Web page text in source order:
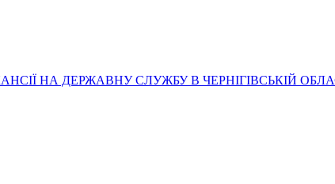
НА ДЕРЖАВНУ СЛУЖБУ В ЧЕРНІГІВСЬКІЙ